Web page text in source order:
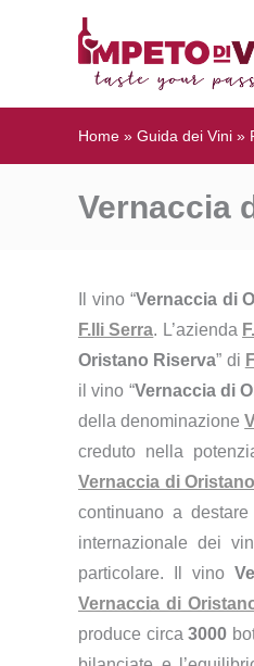
Home » Guida dei Vini »
Vernaccia
Il vino “Vernaccia di
F.lli Serra. L’azienda
Oristano Riserva” di
il vino “Vernaccia di
della denominazione
creduto nella
Vernaccia di
continuano a
internazionale dei
particolare. Il vino
Vernaccia di
produce circa3000